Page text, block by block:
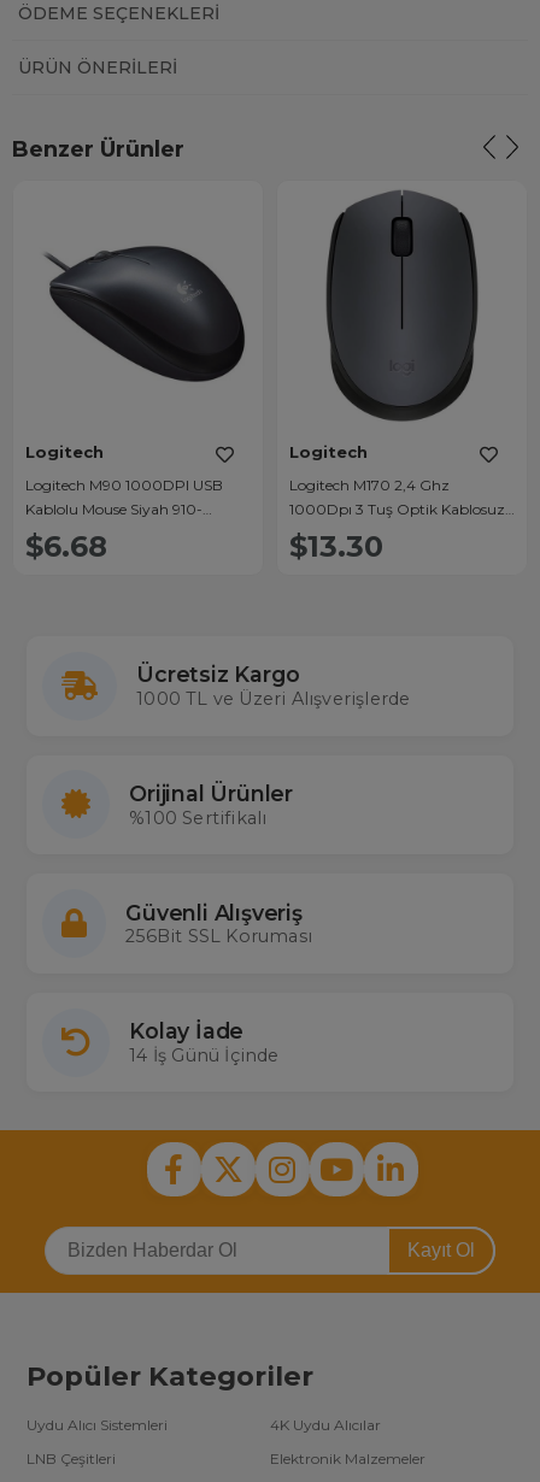
ÖDEME SEÇENEKLERI
ÜRÜN ÖNERILERI
Benzer Ürünler
Logitech
Logitech M90 1000DPI USB
Kablolu Mouse Siyah 910-
001793
$6.68
Logitech
Logitech M170 2,4 Ghz
1000Dpı 3 Tuş Optik Kablosuz
Mouse
$13.30
Ücretsiz Kargo
1000 TL ve Üzeri Alışverişlerde
Orijinal Ürünler
%100 Sertifikalı
Güvenli Alışveriş
256Bit SSL Koruması
Kolay İade
14 İş Günü İçinde
Kayıt Ol
Popüler Kategoriler
Uydu Alıcı Sistemleri
4K Uydu Alıcılar
LNB Çeşitleri
Elektronik Malzemeler